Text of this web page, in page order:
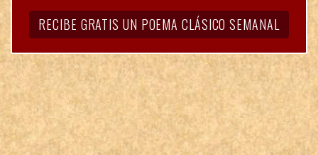
RECIBE GRATIS UN POEMA CLÁSICO SEMANAL